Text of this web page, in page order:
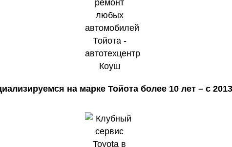
на марке Тойота более 10 лет – с